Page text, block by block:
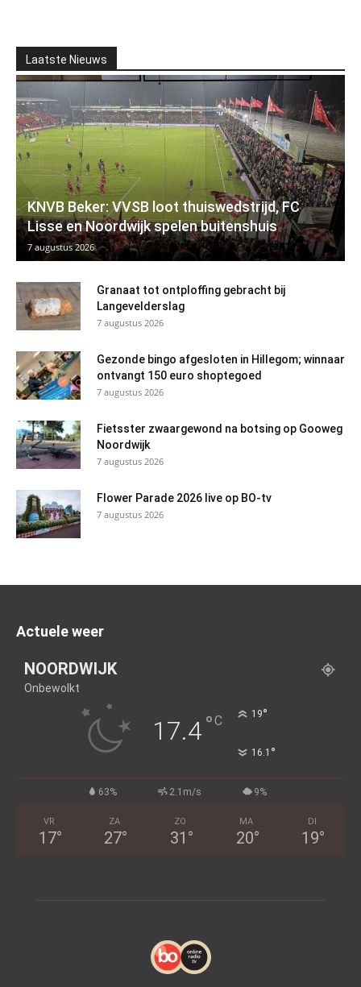
Laatste Nieuws
KNVB Beker: VVSB loot thuiswedstrijd, FC
Lisse en Noordwijk spelen buitenshuis
7 augustus 2026
Granaat tot ontploffing gebracht bij
Langevelderslag
7 augustus 2026
Gezonde bingo afgesloten in Hillegom; winnaar
ontvangt 150 euro shoptegoed
7 augustus 2026
Fietsster zwaargewond na botsing op Gooweg
Noordwijk
7 augustus 2026
Flower Parade 2026 live op BO-tv
7 augustus 2026
Actuele weer
NOORDWIJK
Onbewolkt
17.4°C 19°
16.1 °
63% 2.1m/s 9%
VR
17°
ZA
27°
ZO
31 °
MA
20°
DI
19°